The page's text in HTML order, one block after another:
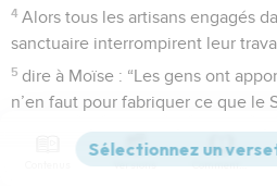
4 Alors tous les artisans engagés
sanctuaire interrompirent leur
5 dire à Moïse : “Les gens ont
n’en faut pour fabriquer ce que le
Aussitôt Moïse donna l’ordre de
camp : “Que plus personne, ni
Versions Commentaires